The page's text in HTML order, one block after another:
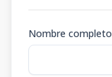
Nombre completo